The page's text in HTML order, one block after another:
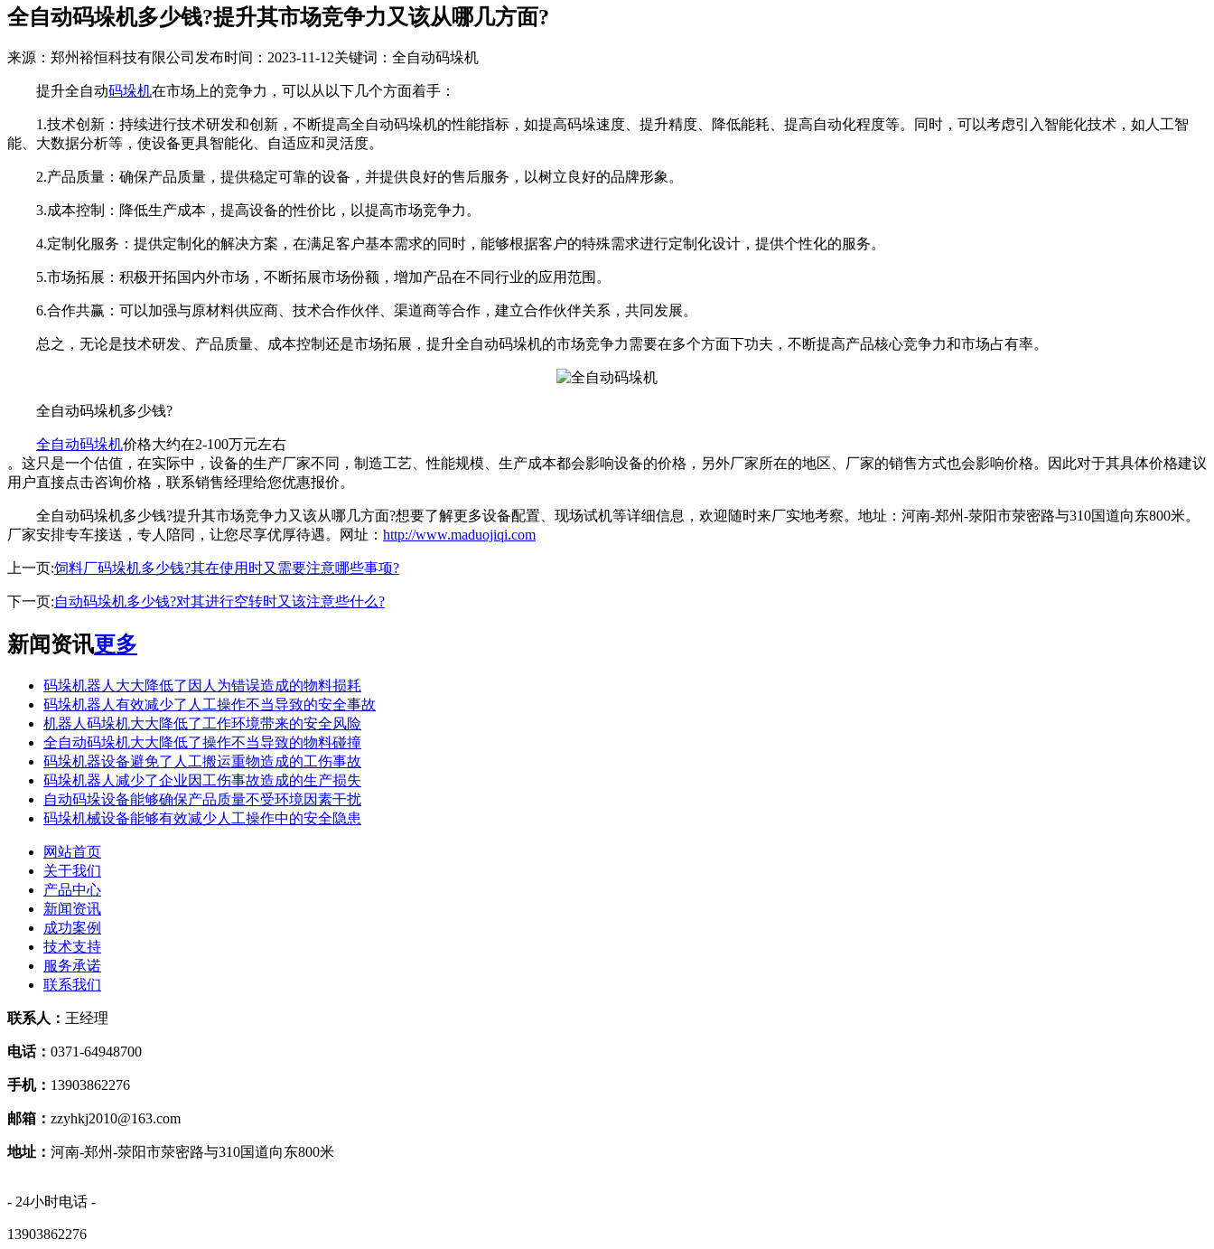
全自动码垛机多少钱?提升其市场竞争力又该从哪几方面?
来源：郑州裕恒科技有限公司 发布时间：2023-11-12关键词：全自动码垛机
提升全自动码垛机在市场上的竞争力，可以从以下几个方面着手：
1.技术创新：持续进行技术研发和创新，不断提高全自动码垛机的性能指标，如提高码垛速度、提升精度、降低能耗、提高自动化程度等。同时，可以考虑引入智能化技术，如人工智
能、大数据分析等，使设备更具智能化、自适应和灵活度。
2.产品质量：确保产品质量，提供稳定可靠的设备，并提供良好的售后服务，以树立良好的品牌形象。
3.成本控制：降低生产成本，提高设备的性价比，以提高市场竞争力。
4.定制化服务：提供定制化的解决方案，在满足客户基本需求的同时，能够根据客户的特殊需求进行定制化设计，提供个性化的服务。
5.市场拓展：积极开拓国内外市场，不断拓展市场份额，增加产品在不同行业的应用范围。
6.合作共赢：可以加强与原材料供应商、技术合作伙伴、渠道商等合作，建立合作伙伴关系，共同发展。
总之，无论是技术研发、产品质量、成本控制还是市场拓展，提升全自动码垛机的市场竞争力需要在多个方面下功夫，不断提高产品核心竞争力和市场占有率。
全自动码垛机多少钱?
全自动码垛机价格大约在2-100万元左右
。这只是一个估值，在实际中，设备的生产厂家不同，制造工艺、性能规模、生产成本都会影响设备的价格，另外厂家所在的地区、厂家的销售方式也会影响价格。因此对于其具体价格建议
用户直接点击咨询价格，联系销售经理给您优惠报价。
全自动码垛机多少钱?提升其市场竞争力又该从哪几方面?想要了解更多设备配置、现场试机等详细信息，欢迎随时来厂实地考察。地址：河南-郑州-荥阳市荥密路与310国道向东800米。
厂家安排专车接送，专人陪同，让您尽享优厚待遇。网址： http://www.maduojiqi.com
上一页:饲料厂码垛机多少钱?其在使用时又需要注意哪些事项?
下一页:自动码垛机多少钱?对其进行空转时又该注意些什么?
新闻资讯更多
码垛机器人大大降低了因人为错误造成的物料损耗
码垛机器人有效减少了人工操作不当导致的安全事故
机器人码垛机大大降低了工作环境带来的安全风险
全自动码垛机大大降低了操作不当导致的物料碰撞
码垛机器设备避免了人工搬运重物造成的工伤事故
码垛机器人减少了企业因工伤事故造成的生产损失
自动码垛设备能够确保产品质量不受环境因素干扰
码垛机械设备能够有效减少人工操作中的安全隐患
网站首页
关于我们
产品中心
新闻资讯
成功案例
技术支持
服务承诺
联系我们
联系人： 王经理
电话： 0371-64948700
手机： 13903862276
邮箱： zzyhkj2010@163.com
地址： 河南-郑州-荥阳市荥密路与310国道向东800米
- 24小时电话 -
13903862276